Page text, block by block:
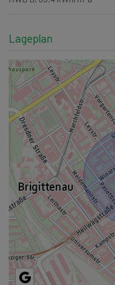
Lageplan